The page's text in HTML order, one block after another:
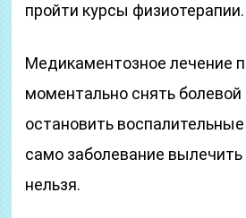
пройти курсы физиотерапии.
Медикаментозное лечение
моментально снять
остановить
само заболевание
нельзя.